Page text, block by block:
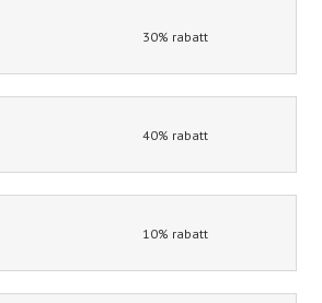
30% rabatt
40% rabatt
10% rabatt